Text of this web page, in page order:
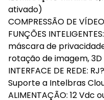
ativado)
COMPRESSÃO DE
FUNÇÕES
máscara de
rotação de imagem, 3D
INTERFACE DE REDE:
Suporte a Intelbras
ALIMENTAÇÃO: 12 Vdc